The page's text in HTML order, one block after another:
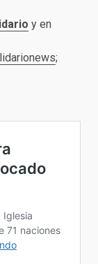
y en
;